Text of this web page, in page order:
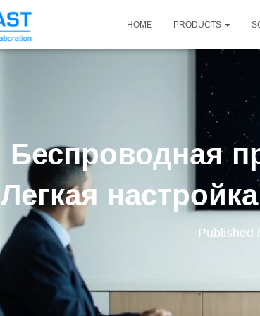
HOME PRODUCTS
Беспроводная
Легкая
Published